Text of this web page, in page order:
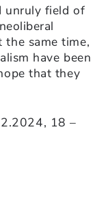
unruly field of
the same time,
have been
that they
18 –